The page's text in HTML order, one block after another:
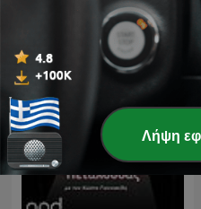
CRIMES • Histoires Vraies
Λήψη